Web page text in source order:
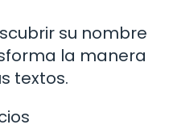
su nombre
la manera
textos.